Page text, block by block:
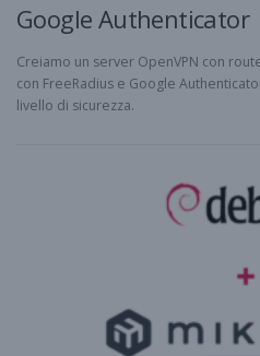
Google Authenticator
Creiamo un server OpenVPN con
con FreeRadius e Google
livello di sicurezza.